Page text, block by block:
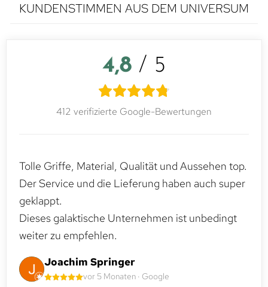
KUNDENSTIMMEN AUS DEM UNIVERSUM
4,8 / 5
412 verifizierte Google-Bewertungen
Tolle Griffe, Material, Qualität und Aussehen top.
Der Service und die Lieferung haben auch super
geklappt.
Dieses galaktische Unternehmen ist unbedingt
weiter zu empfehlen.
Joachim Springer
vor 5 Monaten · Google